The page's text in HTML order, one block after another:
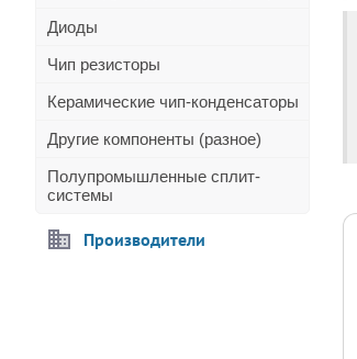
Диоды
Чип резисторы
Керамические чип-конденсаторы
Другие компоненты (разное)
Полупромышленные сплит-
системы
Производители